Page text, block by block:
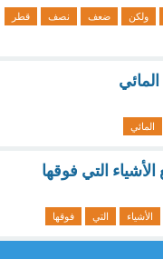
ولكن ضعف نصف
قطر
المائي
التي فوقها
الأشياء التي فوقها